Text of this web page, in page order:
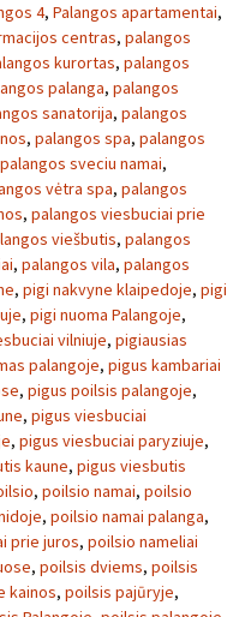
4, Palangos apartamentai,
centras, palangos
kurortas, palangos
palanga, palangos
sanatorija, palangos
, palangos spa, palangos
palangos sveciu namai,
vėtra spa, palangos
, palangos viesbuciai prie
viešbutis, palangos
, palangos vila, palangos
, pigi nakvyne klaipedoje, pigi
, pigi nuoma Palangoje,
vilniuje, pigiausias
palangoje, pigus kambariai
, pigus poilsis palangoje,
, pigus viesbuciai
, pigus viesbuciai paryziuje,
kaune, pigus viesbutis
, poilsio namai, poilsio
, poilsio namai palanga,
prie juros, poilsio nameliai
, poilsis dviems, poilsis
kainos, poilsis pajūryje,